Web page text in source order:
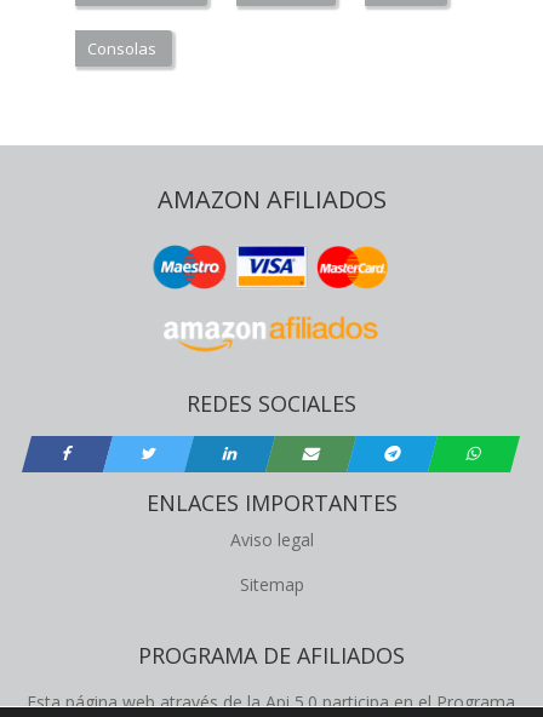
Consolas
AMAZON AFILIADOS
REDES SOCIALES
ENLACES IMPORTANTES
Aviso legal
Sitemap
PROGRAMA DE AFILIADOS
Esta página web através de la Api 5.0 participa en el Programa